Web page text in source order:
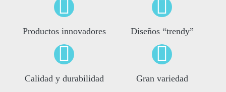
Productos innovadores Diseños “trendy”
Calidad y durabilidad Gran variedad